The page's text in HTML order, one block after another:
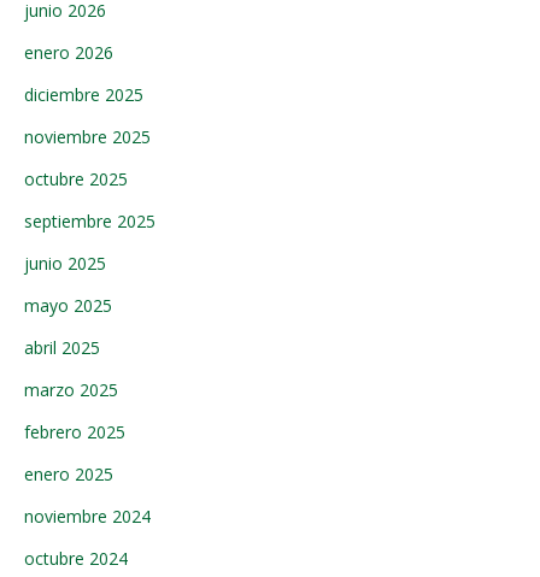
junio 2026
enero 2026
diciembre 2025
noviembre 2025
octubre 2025
septiembre 2025
junio 2025
mayo 2025
abril 2025
marzo 2025
febrero 2025
enero 2025
noviembre 2024
octubre 2024